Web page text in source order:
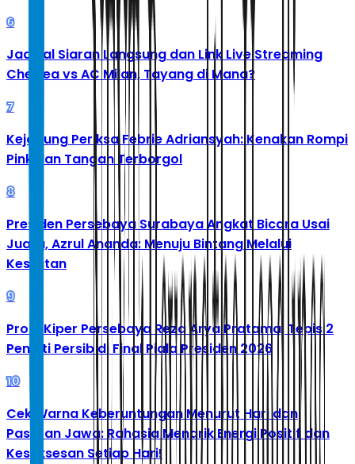
6
Jadwal Siaran Langsung dan Link Live Streaming
Chelsea vs AC Milan, Tayang di Mana?
7
Kejagung Periksa Febrie Adriansyah: Kenakan Rompi
Pink dan Tangan Terborgol
8
Presiden Persebaya Surabaya Angkat Bicara Usai
Juara, Azrul Ananda: Menuju Bintang Melalui
Kesulitan
9
Profil Kiper Persebaya Reza Arya Pratama, Tepis 2
Penalti Persib di Final Piala Presiden 2026
10
Cek Warna Keberuntungan Menurut Hari dan
Pasaran Jawa: Rahasia Menarik Energi Positif dan
Kesuksesan Setiap Hari!